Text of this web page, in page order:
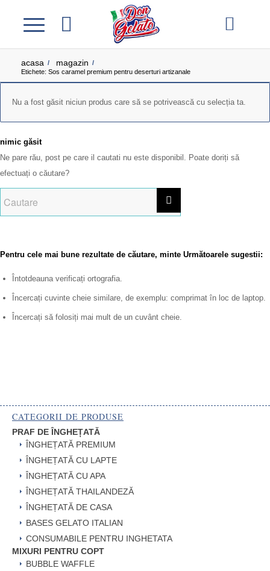
acasa / magazin /
Etichete: Sos caramel premium pentru deserturi artizanale
Nu a fost găsit niciun produs care să se potrivească cu selecția ta.
nimic găsit
Ne pare rău, post pe care il cautati nu este disponibil. Poate doriți să
efectuați o căutare?
Pentru cele mai bune rezultate de căutare, minte Următoarele sugestii:
Întotdeauna verificați ortografia.
Încercați cuvinte cheie similare, de exemplu: comprimat în loc de laptop.
Încercați să folosiți mai mult de un cuvânt cheie.
CATEGORII DE PRODUSE
PRAF DE ÎNGHEȚATĂ
ÎNGHEȚATĂ PREMIUM
ÎNGHEȚATĂ CU LAPTE
ÎNGHEȚATĂ CU APA
ÎNGHEȚATĂ THAILANDEZĂ
ÎNGHEȚATĂ DE CASA
BASES GELATO ITALIAN
CONSUMABILE PENTRU INGHETATA
MIXURI PENTRU COPT
BUBBLE WAFFLE